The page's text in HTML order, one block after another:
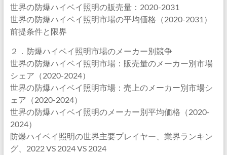
世界の防爆ハイベイ照明の販売量：2020-2031
世界の防爆ハイベイ照明市場の平均価格（2020-2031）
前提条件と限界
２．防爆ハイベイ照明市場のメーカー別競争
世界の防爆ハイベイ照明市場：販売量のメーカー別市場
シェア（2020-2024）
世界の防爆ハイベイ照明市場：売上のメーカー別市場シ
ェア（2020-2024）
世界の防爆ハイベイ照明のメーカー別平均価格（2020-
2024）
防爆ハイベイ照明の世界主要プレイヤー、業界ランキン
グ、2022 VS 2024 VS 2024